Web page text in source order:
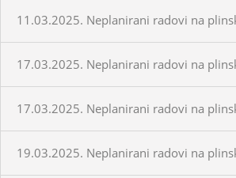
11.03.2025. Neplanirani radovi na
17.03.2025. Neplanirani radovi na
17.03.2025. Neplanirani radovi na
19.03.2025. Neplanirani radovi na